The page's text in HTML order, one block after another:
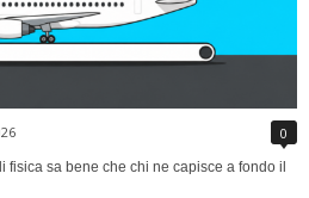
0
fisica sa bene che chi ne capisce a fondo il